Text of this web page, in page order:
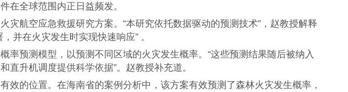
在全球范围内正日益频发。
航空应急救援研究方案。“本研究依托数据驱动的预测技术”，赵教授解释
并在火灾发生时实现快速响应” 。
预测模型，以预测不同区域的火灾发生概率。“这些预测结果随后被纳入
升机调度提供科学依据”。赵教授补充道。
的位置。在海南省的案例分析中，该方案有效预测了森林火灾发生概率，